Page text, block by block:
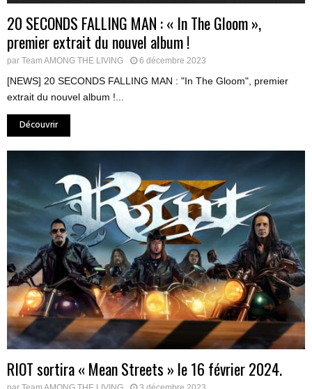
20 SECONDS FALLING MAN : « In The Gloom »,
premier extrait du nouvel album !
par Team AMONG THE LIVING 6 décembre 2023
[NEWS] 20 SECONDS FALLING MAN : "In The Gloom", premier
extrait du nouvel album !...
Découvrir
RIOT sortira « Mean Streets » le 16 février 2024.